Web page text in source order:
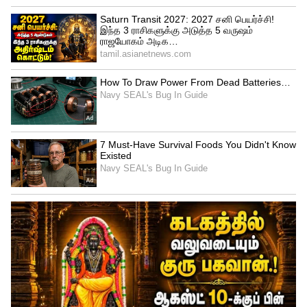
Image Credit :Asianet News
மிதுனம்
மிதுன ராசியின் அதிபதி புதன் பகவான்
ஆவார். இவர் சாதகமான கோச்சாரத்தில்
சஞ்சரிப்பதாலும், குரு, சுக்கிரன் ஆதரவு
கிடைப்பதாலும், இந்த ராசிக்காரர்களுக்கு
இந்த ஆண்டின் கடைசி 6 மாதங்கள் அதிக
வெற்றி கிடைக்கும். குடும்பத்தில் இருந்து
வந்த சண்டை, சச்சரவுகள் தீரும்.
குடும்பத்தினரின் தேவைகளை
நிறைவேற்றுவீர்கள். மன அழுத்தம்,
பிரச்சனைகள் குறையும். வருமானம்
அதிகரித்து, தேவைகள் பூர்த்தியாகும்.